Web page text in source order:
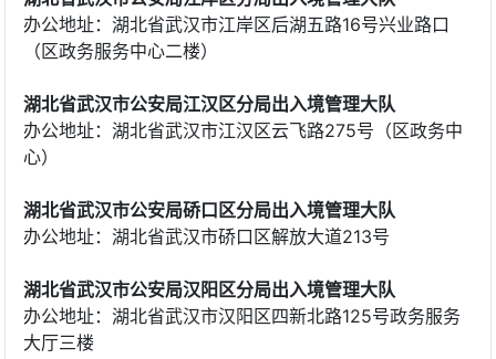
办公地址：湖北省武汉市江岸区后湖五路16号兴业路口
（区政务服务中心二楼）
湖北省武汉市公安局江汉区分局出入境管理大队
办公地址：湖北省武汉市江汉区云飞路275号（区政务中
心）
湖北省武汉市公安局硚口区分局出入境管理大队
办公地址：湖北省武汉市硚口区解放大道213号
湖北省武汉市公安局汉阳区分局出入境管理大队
办公地址：湖北省武汉市汉阳区四新北路125号政务服务
大厅三楼